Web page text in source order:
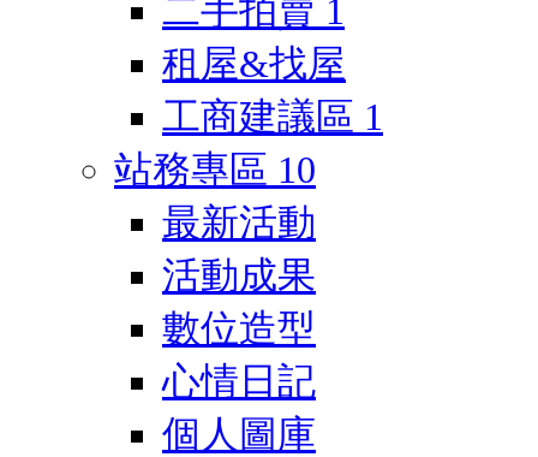
二手拍賣 1
租屋&找屋
工商建議區 1
站務專區 10
最新活動
活動成果
數位造型
心情日記
個人圖庫